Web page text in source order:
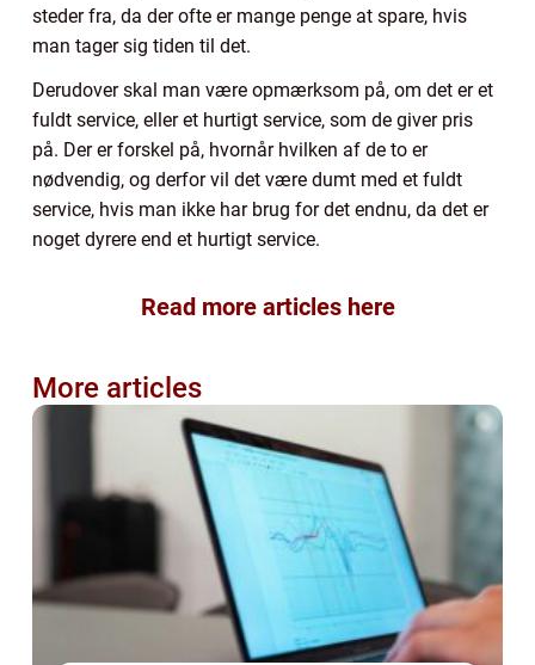
steder fra, da der ofte er mange penge at spare, hvis
man tager sig tiden til det.
Derudover skal man være opmærksom på, om det er et
fuldt service, eller et hurtigt service, som de giver pris
på. Der er forskel på, hvornår hvilken af de to er
nødvendig, og derfor vil det være dumt med et fuldt
service, hvis man ikke har brug for det endnu, da det er
noget dyrere end et hurtigt service.
Read more articles here
More articles